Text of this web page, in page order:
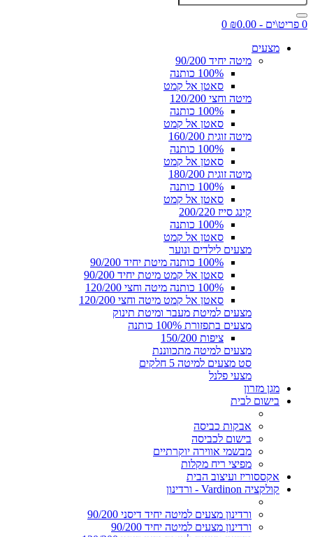
0 פריט\ים - ₪0.00
0
מצעים
מיטה יחיד 90/200
100% כותנה
סאטן אל קמט
מיטה וחצי 120/200
100% כותנה
סאטן אל קמט
מיטה זוגית 160/200
100% כותנה
סאטן אל קמט
מיטה זוגית 180/200
100% כותנה
סאטן אל קמט
קינג סייז 200/220
100% כותנה
סאטן אל קמט
מצעים לילדים ונוער
100% כותנה מיטת יחיד 90/200
סאטן אל קמט מיטת יחיד 90/200
100% כותנה מיטה וחצי 120/200
סאטן אל קמט מיטה וחצי 120/200
מצעים למיטת מעבר ומיטת תינוק
מצעים בתפזורת 100% כותנה
ציפות 150/200
מצעים למיטה מתכווננת
סט מצעים למיטה 5 חלקים
מצעי פלנל
מגן מזרון
בישום לבית
אבקות כביסה
בישום לכביסה
מבשמי אווירה יוקרתיים
מפיצי ריח מקלות
אקססוריז ועיצוב הבית
קולקציה Vardinon - ורדינון
ורדינון מצעים למיטה יחיד דיסני 90/200
ורדינון מצעים למיטה יחיד 90/200